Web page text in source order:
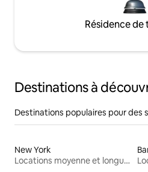
Résidence de
Destinations à
Destinations populaires pour des
New York
Locations moyenne et longue durée